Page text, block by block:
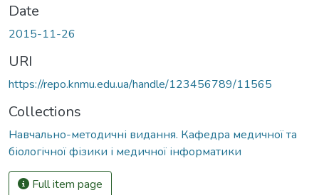
Date
2015-11-26
URI
https://repo.knmu.edu.ua/handle/123456789/11565
Collections
Навчально-методичні видання. Кафедра медичної та
біологічної фізики і медичної інформатики
Full item page